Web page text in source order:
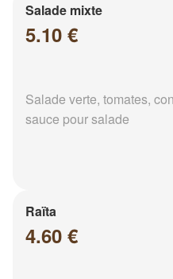
Salade mixte
5.10 €
Salade verte, tomates,
sauce pour salade
Raïta
4.60 €